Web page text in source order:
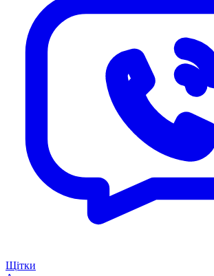
Щітки